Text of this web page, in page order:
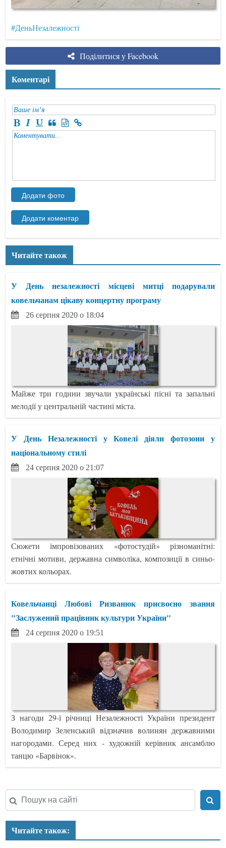
#ДеньНезалежності
Поділитися у Facebook
Коментарі
Читайте також
У День незалежності місцеві митці подарували
ковельчанам цікаву концертну програму
26 серпня 2020 о 18:04
Майже три години звучали українські пісні та запальні
мелодії у центральній частині міста.
У День Незалежності у Ковелі діяли фотозони у
національному стилі
24 серпня 2020 о 21:07
Сюжети імпровізованих «фотостудій» різноманітні:
етнічні мотиви, державна символіка, композиції в синьо-
жовтих кольорах.
Ковельчанці Любові Ризванюк присвоєно звання
"Заслужений працівник культури України"
24 серпня 2020 о 19:51
З нагоди 29-ї річниці Незалежності України президент
Володимир Зеленський відзначив волинян державними
нагородами. Серед них - художній керівник ансамблю
танцю «Барвінок».
Читайте також: